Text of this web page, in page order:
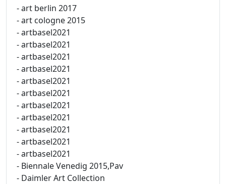
- art berlin 2017
- art cologne 2015
- artbasel2021
- artbasel2021
- artbasel2021
- artbasel2021
- artbasel2021
- artbasel2021
- artbasel2021
- artbasel2021
- artbasel2021
- artbasel2021
- artbasel2021
- Biennale Venedig 2015,Pav
- Daimler Art Collection